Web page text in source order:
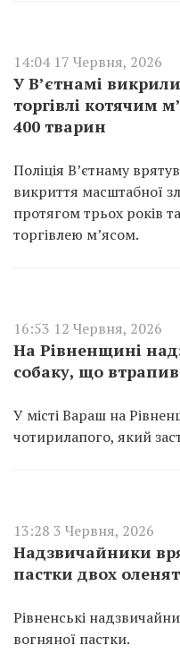
14:04 17 Червня, 2026
У В’єтнамі
торгівлі котячим
400 тварин
Поліція В’єтнаму
викриття масштабної
протягом трьох років
торгівлею м’ясом.
16:53 12 Червня, 2026
На Рівненщині
собаку, що
У місті Вараш на
чотирилапого, який
13:28 3 Червня, 2026
Надзвичайники
пастки двох оленят
Рівненські
вогняної пастки.